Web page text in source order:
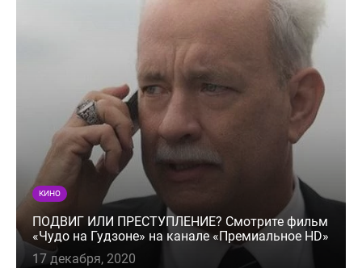
КИНО
ПОДВИГ ИЛИ ПРЕСТУПЛЕНИЕ? Смотрите фильм
«Чудо на Гудзоне» на канале «Премиальное HD»
17 декабря, 2020